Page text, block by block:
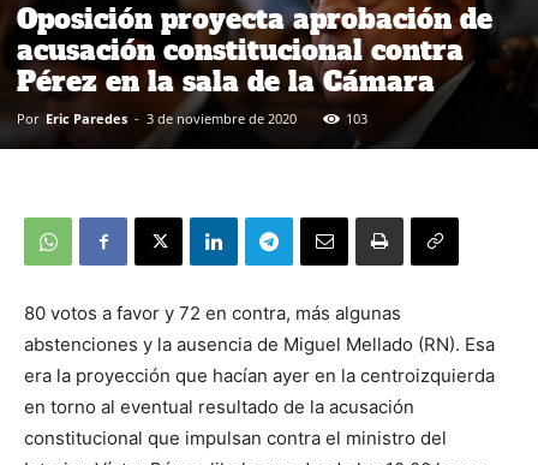
Oposición proyecta aprobación de
acusación constitucional contra
Pérez en la sala de la Cámara
Por Eric Paredes - 3 de noviembre de 2020 103
80 votos a favor y 72 en contra, más algunas
abstenciones y la ausencia de Miguel Mellado (RN). Esa
era la proyección que hacían ayer en la centroizquierda
en torno al eventual resultado de la acusación
constitucional que impulsan contra el ministro del